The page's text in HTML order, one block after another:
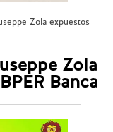
Zola expuestos
Zola
Banca